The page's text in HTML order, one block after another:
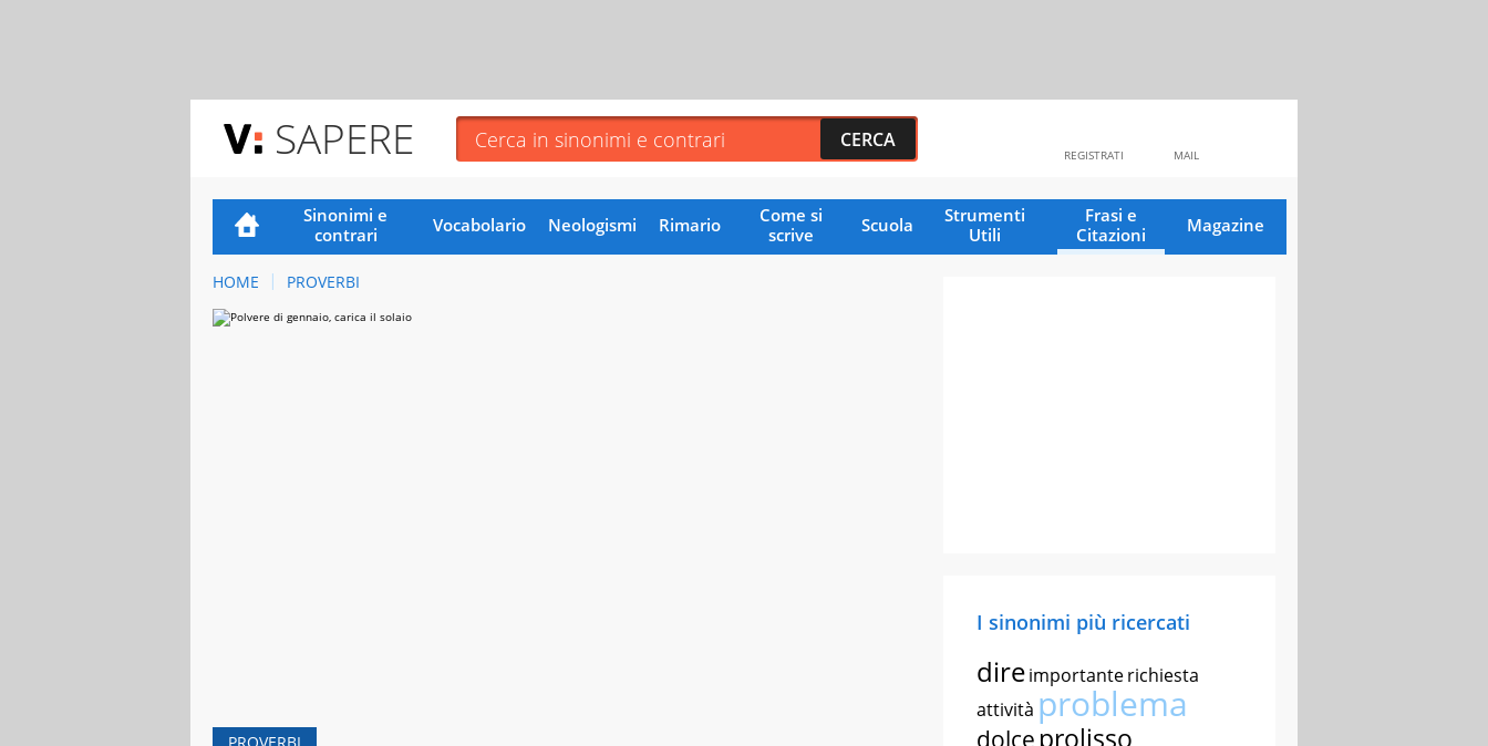
SAPERE MAIL
REGISTRATI
Sinonimi e
contrari
Vocabolario Neologismi Rimario
Come si
scrive
Scuola
Strumenti
Utili
Frasi e
Citazioni
Magazine
HOME PROVERBI
PROVERBI
I sinonimi più ricercati
direimportanterichiesta
attività problema
dolce prolisso